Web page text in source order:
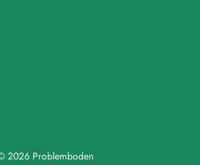
2026 Problemboden